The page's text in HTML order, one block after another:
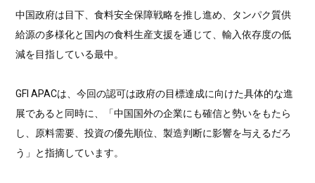
中国政府は目下、食料安全保障戦略を推し進め、タンパク質供
給源の多様化と国内の食料生産支援を通じて、輸入依存度の低
減を目指している最中。
GFI APACは、今回の認可は政府の目標達成に向けた具体的な進
展であると同時に、「中国国外の企業にも確信と勢いをもたら
し、原料需要、投資の優先順位、製造判断に影響を与えるだろ
う」と指摘しています。